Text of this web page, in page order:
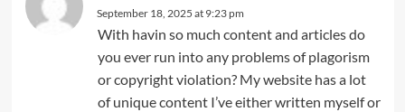
September 18, 2025 at 9:23 pm
With havin so much content and articles do
you ever run into any problems of plagorism
or copyright violation? My website has a lot
of unique content I’ve either written myself or